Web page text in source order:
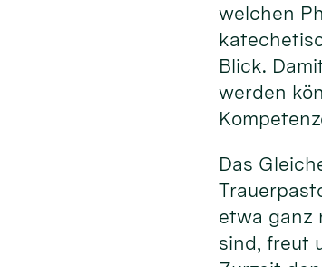
welchen
Blick.
werden
Das
etwa ganz
sind, freut